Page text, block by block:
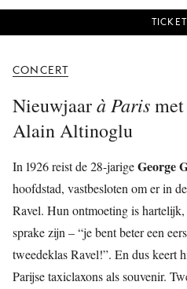
CONCERT
Nieuwjaarà Paris
Alain Altinoglu
In 1926 reist de 28-jarigeGeorge
hoofdstad, vastbesloten om er in
Ravel. Hun ontmoeting is hartelijk,
sprake zijn – “je bent beter een
tweedeklas Ravel!”. En dus keert
Parijse taxiclaxons als souvenir.